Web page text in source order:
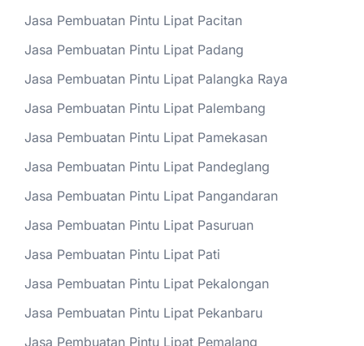
Jasa Pembuatan Pintu Lipat Pacitan
Jasa Pembuatan Pintu Lipat Padang
Jasa Pembuatan Pintu Lipat Palangka Raya
Jasa Pembuatan Pintu Lipat Palembang
Jasa Pembuatan Pintu Lipat Pamekasan
Jasa Pembuatan Pintu Lipat Pandeglang
Jasa Pembuatan Pintu Lipat Pangandaran
Jasa Pembuatan Pintu Lipat Pasuruan
Jasa Pembuatan Pintu Lipat Pati
Jasa Pembuatan Pintu Lipat Pekalongan
Jasa Pembuatan Pintu Lipat Pekanbaru
Jasa Pembuatan Pintu Lipat Pemalang